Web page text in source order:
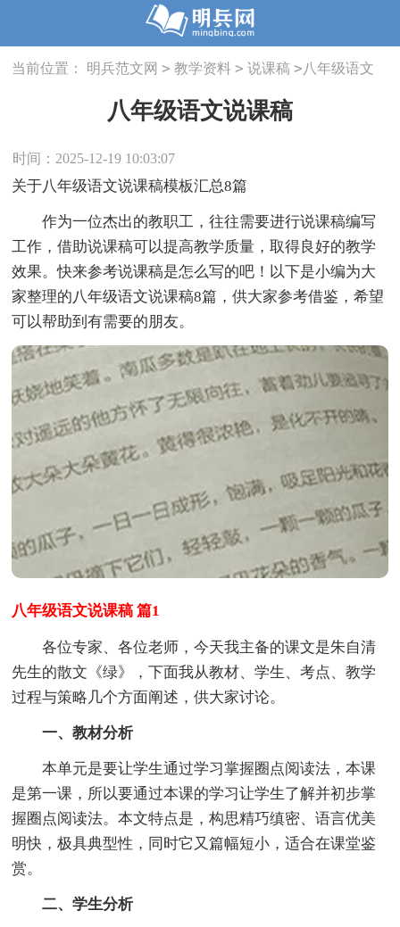
当前位置： 明兵范文网 > 教学资料 > 说课稿 > 八年级语文
八年级语文说课稿
时间：2025-12-19 10:03:07
关于八年级语文说课稿模板汇总8篇
作为一位杰出的教职工，往往需要进行说课稿编写
工作，借助说课稿可以提高教学质量，取得良好的教学
效果。快来参考说课稿是怎么写的吧！以下是小编为大
家整理的八年级语文说课稿8篇，供大家参考借鉴，希望
可以帮助到有需要的朋友。
八年级语文说课稿 篇1
各位专家、各位老师，今天我主备的课文是朱自清
先生的散文《绿》，下面我从教材、学生、考点、教学
过程与策略几个方面阐述，供大家讨论。
一、教材分析
本单元是要让学生通过学习掌握圈点阅读法，本课
是第一课，所以要通过本课的学习让学生了解并初步掌
握圈点阅读法。本文特点是，构思精巧缜密、语言优美
明快，极具典型性，同时它又篇幅短小，适合在课堂鉴
赏。
二、学生分析